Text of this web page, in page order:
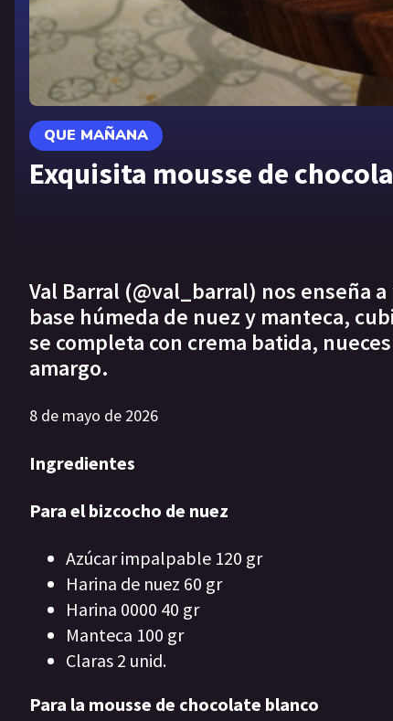
QUE MAÑANA
Exquisita mousse de
Val Barral (@val_barral) nos enseña
base húmeda de nuez y manteca,
se completa con crema batida,
amargo.
8 de mayo de 2026
Ingredientes
Para el bizcocho de nuez
Azúcar impalpable 120 gr
Harina de nuez 60 gr
Harina 0000 40 gr
Manteca 100 gr
Claras 2 unid.
Para la mousse de chocolate blanco